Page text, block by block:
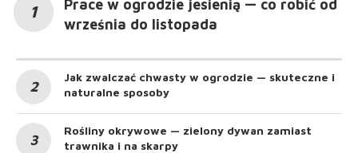
Prace w ogrodzie jesienią — co robić od
września do listopada
Jak zwalczać chwasty w ogrodzie — skuteczne i
naturalne sposoby
Rośliny okrywowe — zielony dywan zamiast
trawnika i na skarpy